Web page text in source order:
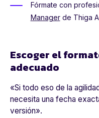
Fórmate con
Manager de Thiga
Escoger el
adecuado
«Si todo eso de la
necesita una fecha
versión».